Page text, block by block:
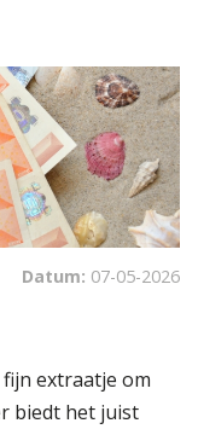
Datum: 07-05-2026
extraatje om
biedt het juist